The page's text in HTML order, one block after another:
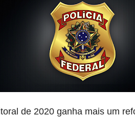
de 2020 ganha mais um